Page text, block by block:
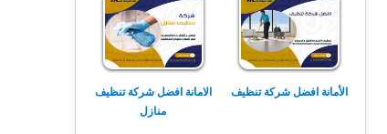
الأمانة افضل شركة تنظيف
الامانة افضل شركة تنظيف
منازل